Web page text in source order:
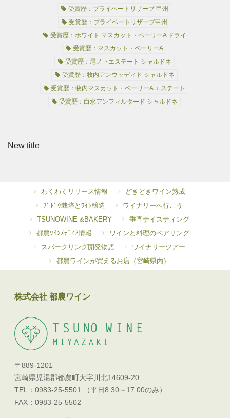
受賞歴：プライベートリザーブ 甲州
受賞歴：プライベートリザーブ甲州
受賞歴：ホワイト マスカット・ベーリーA ドライ
受賞歴：マスカット・ベーリーA
受賞歴：尾ノ下エステート シャルドネ
受賞歴：牧内アンウッディド シャルドネ
受賞歴：牧内マスカット・ベーリーA エステート
受賞歴：白水アンフィルタード シャルドネ
New title
わくわくリリース情報
どきどきワイン熟成
ﾌﾞﾄﾞｳ栽培とﾜｲﾝ醸造
ワイナリーへ行こう
TSUNOWINE &BAKERY
垂直テイスティング
都農ﾜｲﾝﾒﾃﾞｨｱ情報
ワインと料理のペアリング
スパークリング開発物語
ワイナリーツアー
都農ワインが買えるお店（宮崎県内）
株式会社 都農ワイン
〒889-1201
宮崎県児湯郡都農町大字川北14609-20
TEL：0983-25-5501
（平日8:30～17:00のみ）
FAX：0983-25-5502